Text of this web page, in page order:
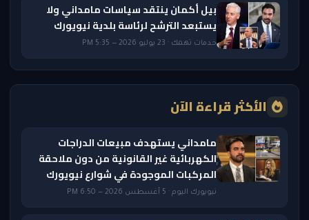
بيل أكمان ينتقد سياسات مامداني ولا
يستبعد الترشح لرئاسة بلدية نيويورك
خدمات تهمك · 23 يوليو 2026 — 5:35 PM
الأكثر قراءة الآن
مامداني يستهدف مبيعات الدراجات
الكهربائية غير القانونية من دون ملاحقة
المركبات الموجودة في شوارع نيويورك
نيويورك اليوم · 5 أغسطس 2026 — 6:50 PM